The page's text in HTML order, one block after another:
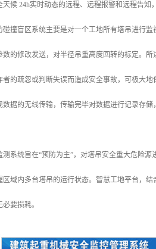
候 24h实时动态的远程、远程报警和远程告知
碰撞盲区系统主要是对一个工地所有塔吊进行
数的修改发送，对半径吊重高度回转的标定。
的疏忽或判断失误而造成安全事故，可极大地
数据的无线传输，传输完毕对数据进行记录存
测系统旨在“预防为主”，对塔吊安全重大危险
区域内多台塔吊的运行状态。智慧工地平台，
要损耗。